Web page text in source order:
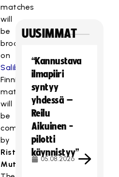
matches
will
be
broadcast
on
SalibandyTV.
Finnish
matches
will
be
commentated
by
Risto
Mutanen.
UUSIMMAT
“Kannustava
ilmapiiri
syntyy
yhdessä –
Reilu
Aikuinen -
pilotti
käynnistyy”
05.08.2026